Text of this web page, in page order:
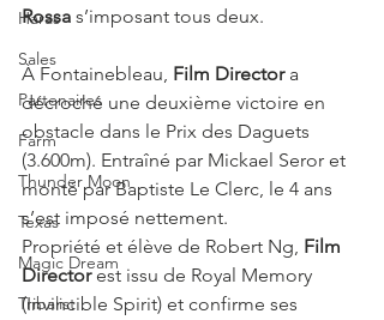
Haras
Sales
Partenaires
Farm
Thunder Moon
Texas
Magic Dream
Tribalist
Rossa s’imposant tous deux.
À Fontainebleau, Film Director a
décroché une deuxième victoire en
obstacle dans le Prix des Daguets
(3.600m). Entraîné par Mickael Seror et
monté par Baptiste Le Clerc, le 4 ans
s’est imposé nettement.
Propriété et élève de Robert Ng, Film
Director est issu de Royal Memory
(Invincible Spirit) et confirme ses